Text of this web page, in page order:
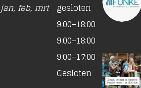
jan, feb, mrt
gesloten
9:00–18:00
9:00–18:00
9:00–17:00
Gesloten